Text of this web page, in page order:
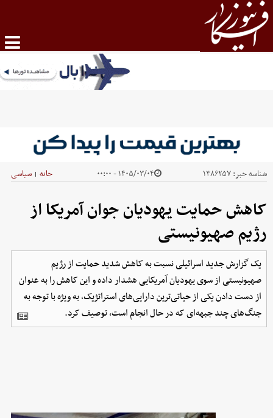
شناسه خبر:۱۳۸۶۲۵۷ ۱۴۰۵/۰۳/۰۴ - ۰۰:۰۰ خانه | سیاسی
کاهش حمایت یهودیان جوان آمریکا از
رژیم صهیونیستی
یک گزارش جدید اسرائیلی نسبت به کاهش شدید حمایت از رژیم
صهیونیستی از سوی یهودیان آمریکایی هشدار داده و این کاهش را به عنوان
از دست دادن یکی از حیاتی‌ترین دارایی‌های استراتژیک، به ویژه با توجه به
جنگ‌های چند جبهه‌ای که در حال انجام است، توصیف کرد.